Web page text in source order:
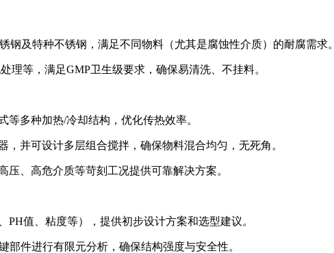
钢及特种不锈钢，满足不同物料（尤其是腐蚀性介质）的耐腐需求。
理等，满足GMP卫生级要求，确保易清洗、不挂料。
多种加热/冷却结构，优化传热效率。
并可设计多层组合搅拌，确保物料混合均匀，无死角。
、高危介质等苛刻工况提供可靠解决方案。
值、粘度等），提供初步设计方案和选型建议。
部件进行有限元分析，确保结构强度与安全性。